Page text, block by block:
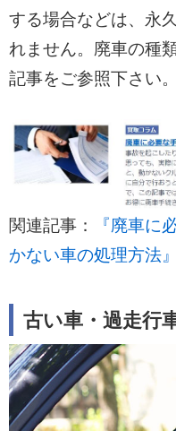
する場合などは、永
れません。廃車の種
記事をご参照下さい。
関連記事：
『廃車に
かない車の処理方法』
古い車・過走行